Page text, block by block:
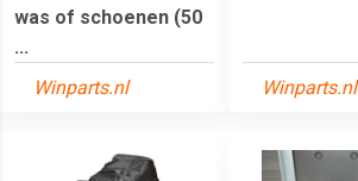
was of schoenen (50
...
Winparts.nl
Winparts.nl